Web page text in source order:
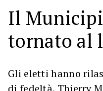
Il
tornato al
Gli eletti hanno
di fedeltà. Thierry